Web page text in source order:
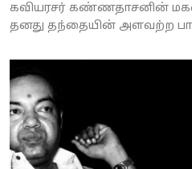
Weather
Politics
கவியரசர் கண்ணதாசனின்
தனது தந்தையின் அளவற்ற